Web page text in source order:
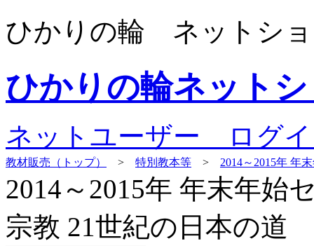
ひかりの輪 ネットシ
ひかりの輪ネット
ネットユーザー ログ
教材販売（トップ） > 特別教本等 > 2014～2015年 年
2014～2015年 年末年始
宗教 21世紀の日本の道